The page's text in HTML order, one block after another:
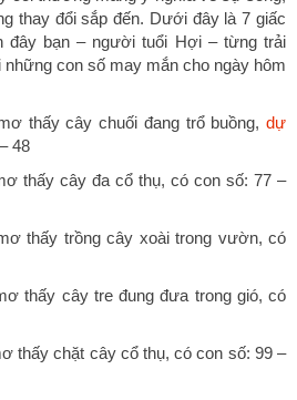
thay đổi sắp đến. Dưới đây là 7 giấc
đây bạn – người tuổi Hợi – từng trải
con số may mắn cho ngày hôm
thấy cây chuối đang trổ buồng, dự
48
thấy cây đa cổ thụ, có con số: 77 –
thấy trồng cây xoài trong vườn, có
thấy cây tre đung đưa trong gió, có
thấy chặt cây cổ thụ, có con số: 99 –